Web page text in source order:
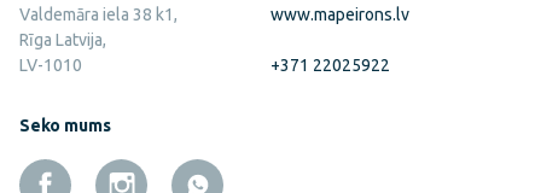
Valdemāra iela 38 k1,
Rīga Latvija,
LV-1010
www.mapeirons.lv
+371 22025922
Seko mums